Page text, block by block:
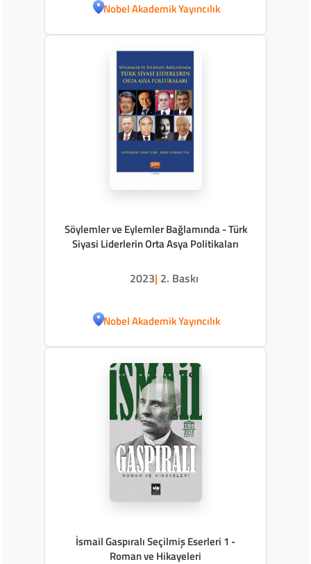
Nobel Akademik Yayıncılık
Söylemler ve Eylemler Bağlamında - Türk
Siyasi Liderlerin Orta Asya Politikaları
2023| 2. Baskı
Nobel Akademik Yayıncılık
İsmail Gaspıralı Seçilmiş Eserleri 1 -
Roman ve Hikayeleri